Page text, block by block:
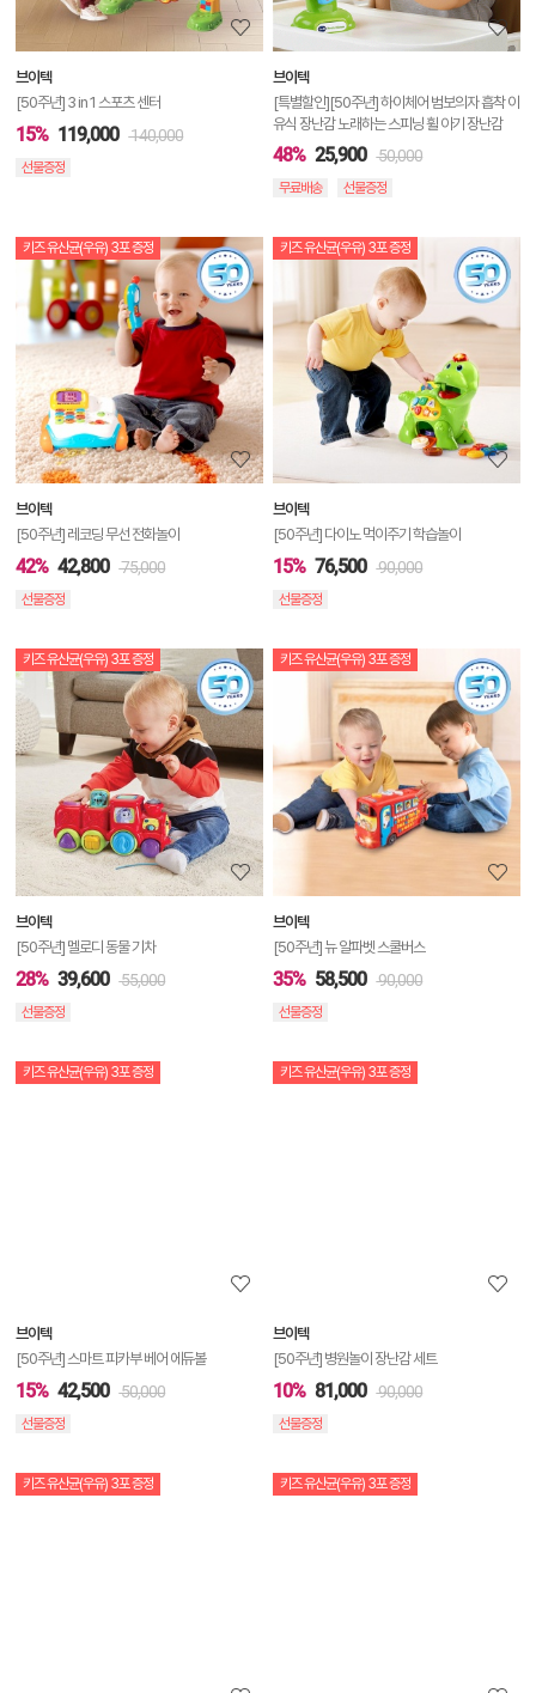
보
보
기
브이텍
[50주년] 3 in 1 스포츠 센터
15% 119,000 140,000
선물증정
브이텍
[특별할인][50주년] 하이체어 범보의자 흡착 이
유식 장난감 노래하는 스피닝 휠 아기 장난감
48% 25,900 50,000
무료배송 선물증정
키즈 유산균(우유) 3포 증정
상
품
상
세
정
보
보
기
브이텍
[50주년] 레코딩 무선 전화놀이
42% 42,800 75,000
선물증정
키즈 유산균(우유) 3포 증정
브이텍
[50주년] 다이노 먹이주기 학습놀이
15% 76,500 90,000
선물증정
키즈 유산균(우유) 3포 증정
상
품
상
세
정
보
보
기
브이텍
[50주년] 멜로디 동물 기차
28% 39,600 55,000
선물증정
키즈 유산균(우유) 3포 증정
브이텍
[50주년] 뉴 알파벳 스쿨버스
35% 58,500 90,000
선물증정
키즈 유산균(우유) 3포 증정
상
기
브이텍
[50주년] 스마트 피카부 베어 에듀볼
15% 42,500 50,000
선물증정
키즈 유산균(우유) 3포 증정
브이텍
[50주년] 병원놀이 장난감 세트
10% 81,000 90,000
선물증정
키즈 유산균(우유) 3포 증정
상키즈 유산균(우유) 3포 증정